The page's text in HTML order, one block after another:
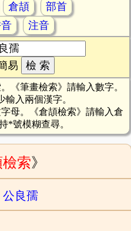
倉頡
部首
注音
易
《筆畫檢索》請輸入數字。
輸入兩個漢字。
母。《倉頡檢索》請輸入倉
*號模糊查尋。
索》
公良孺